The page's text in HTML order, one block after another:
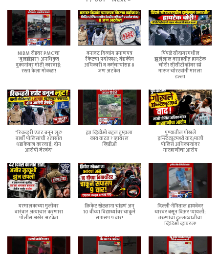
NIBM रोडवर PMC चा
'बुलडोझर'! अनधिकृत
दुकानांवर मोठी कारवाई;
रस्ता केला मोकळा!
बनावट दिव्यांग प्रमाणपत्र
रॅकेटचा पर्दाफाश; वैद्यकीय
अधिकारी व कर्मचाऱ्यांसह 8
जण अटकेत
पिंपळे सौदागरमधील
झुलेलाल वसाहतीत हायटेक
चोरी! सीसीटीव्हीवर स्प्रे
मारून चोरट्यांनी मारला
डल्ला
"रिकव्हरी एजंट बनून लूट!
बार्शी पोलिसांची २ तासांत
धडाकेबाज कारवाई; दोन
आरोपी जेरबंद"
ह्या व्हिडीओ बद्दल तुम्हाला
काय वाटत ? व्हायरल
व्हिडीओ
पुण्यातील गोखले
इन्स्टिट्यूटमध्ये वाद;माजी
पोलिस अधिकाऱ्यांवर
मारहाणीचा आरोप
घरमालकाच्या मुलीवर
वारंवार अत्याचार करणारा
पोलीस अखेर अटकेत
क्रिकेट खेळताना भांडणं अन्
10 वीच्या विद्यार्थ्यावर चाकूने
सपासप 9 वार!
दिल्ली-नैनिताल हायवेवर
थारवर बसून बिअर प्यायली;
तरुणांचा हुल्लडबाजीचा
व्हिडिओ व्हायरल!